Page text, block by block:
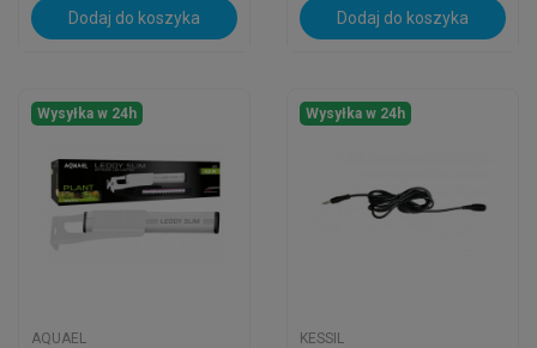
Dodaj do koszyka Dodaj do koszyka
Wysyłka w 24h
AQUAEL
Wysyłka w 24h
KESSIL